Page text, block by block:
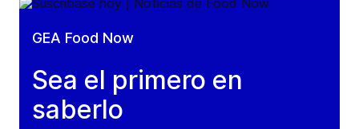
GEA Food Now
Sea el primero en
saberlo